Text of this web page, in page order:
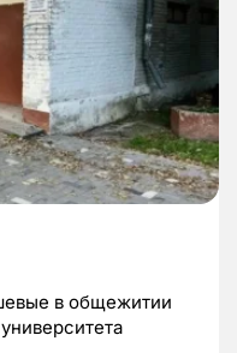
в общежитии